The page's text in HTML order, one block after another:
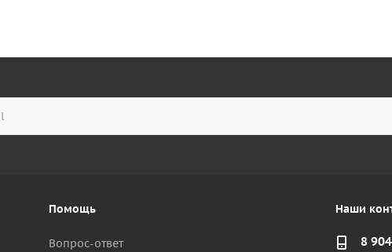
Помощь
Вопрос-ответ
Наши
8